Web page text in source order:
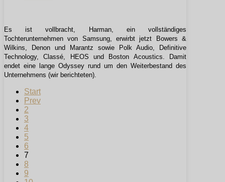
Es ist vollbracht, Harman, ein vollständiges
Tochterunternehmen von Samsung, erwirbt jetzt Bowers &
Wilkins, Denon und Marantz sowie Polk Audio, Definitive
Technology, Classé, HEOS und Boston Acoustics. Damit
endet eine lange Odyssey rund um den Weiterbestand des
Unternehmens (wir berichteten).
Start
Prev
2
3
4
5
6
7
8
9